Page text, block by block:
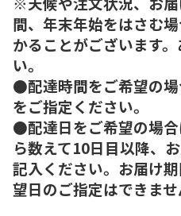
間、年末年始をはさむ
かることがございます
い。
●配達時間をご希望の
をご指定ください。
●配達日をご希望の場
ら数えて10日目以降、
記入ください。お届け
望日のご指定はできませ